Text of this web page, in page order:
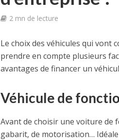
2 mn de lecture
Le choix des véhicules qui vont
prendre en compte plusieurs
avantages de financer un
Véhicule de
Avant de choisir une voiture de
gabarit, de motorisation…